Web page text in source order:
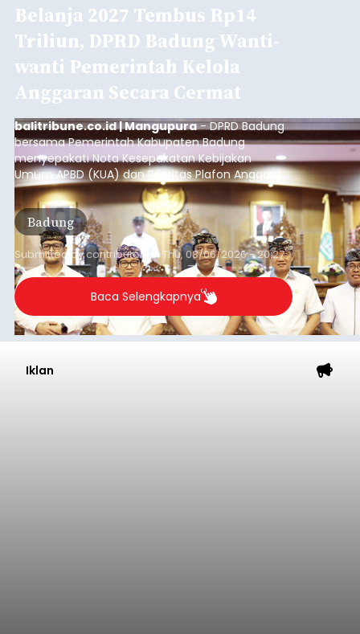
Belanja 2027 Tembus Rp14
Triliun, DPRD Badung Wanti-
wanti Pemerintah Kelola
Anggaran Secara Cermat
balitribune.co.id | Mangupura- DPRD Badung
bersama Pemerintah Kabupaten Badung
menyepakati Nota Kesepakatan Kebijakan
Umum APBD (KUA) dan Prioritas Plafon Anggaran
Sementara (PPAS) Tahun Anggaran 2027 dalam
rapat paripurna yang digelar di Gedung DPRD
Badung, Kamis (6/8/2026).
Badung
Submitted bycontributor onThu, 08/06/2026 - 20:27
Baca Selengkapnya
Iklan